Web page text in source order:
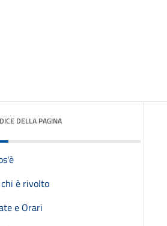
DELLA PAGINA
è rivolto
e Orari